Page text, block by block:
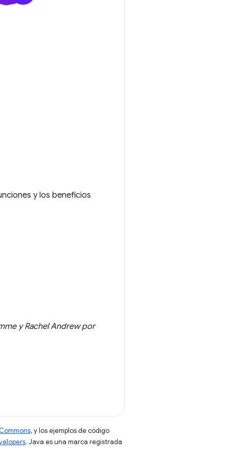
y los beneficios
y Rachel Andrew por
, y los ejemplos de código
. Java es una marca registrada